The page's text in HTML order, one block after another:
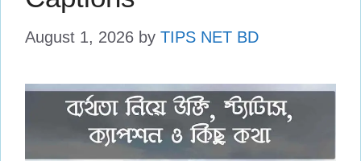
August 1, 2026 by TIPS NET BD